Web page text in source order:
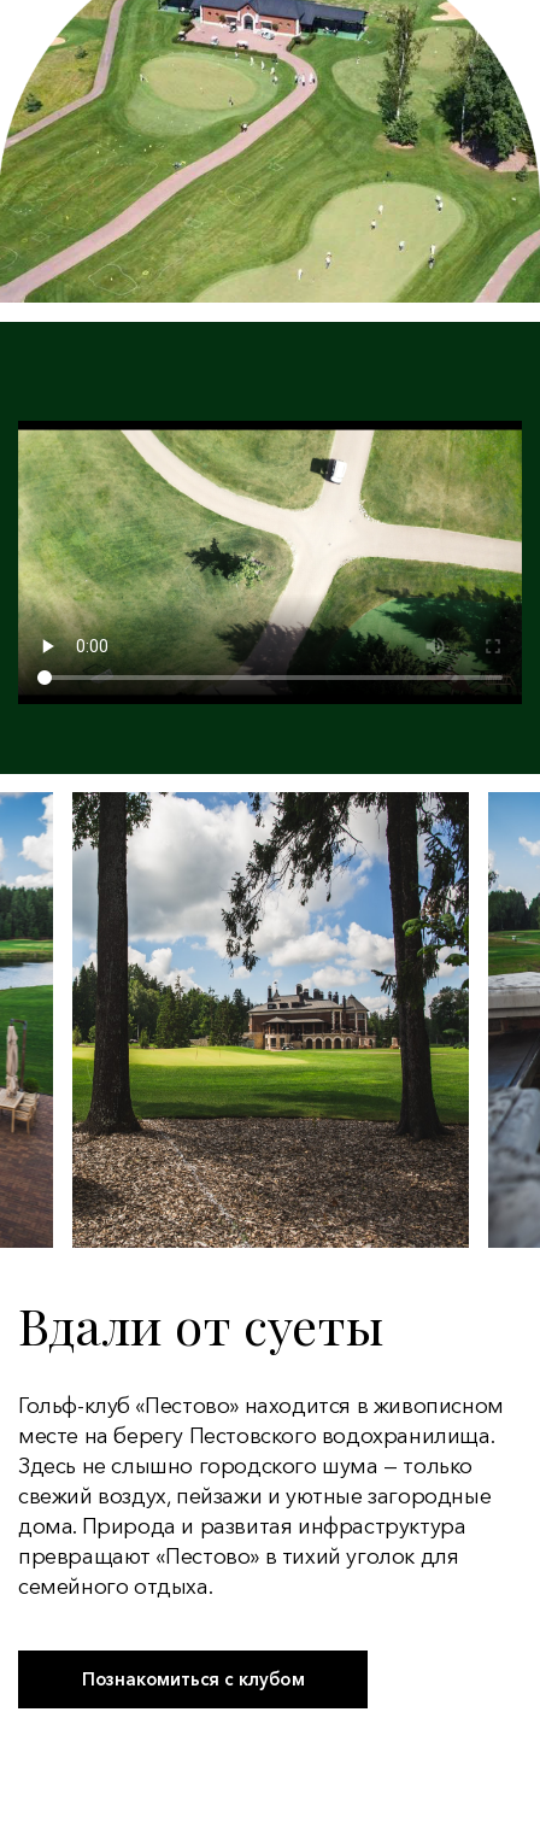
Вдали от суеты
Гольф-клуб «Пестово» находится в живописном
месте на берегу Пестовского водохранилища.
Здесь не слышно городского шума — только
свежий воздух, пейзажи и уютные загородные
дома. Природа и развитая инфраструктура
превращают «Пестово» в тихий уголок для
семейного отдыха.
Познакомиться с клубом